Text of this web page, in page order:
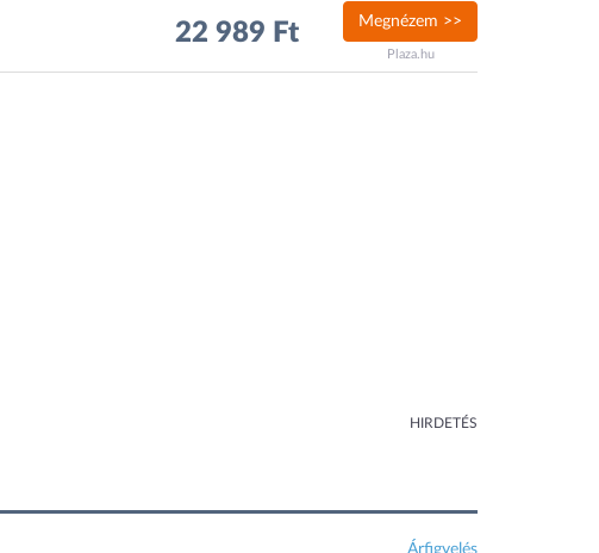
22 989 Ft Megnézem >>
Plaza.hu
HIRDETÉS
Árfigyelés